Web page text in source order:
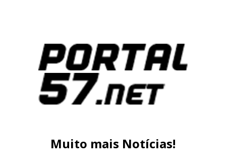
Muito mais Notícias!